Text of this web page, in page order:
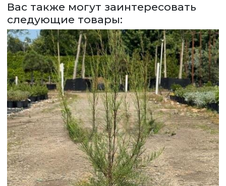
ВЕРНУТСЯ НА ГЛАВНЫЙ САЙТ
Вас также могут заинтересовать
следующие товары: